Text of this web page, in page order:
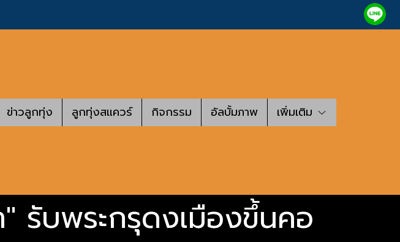
ข่าวลูกทุ่ง ลูกทุ่งสแควร์ กิจกรรม อัลบั้มภาพ เพิ่มเติม
รับพระกรุดงเมืองขึ้นคอ